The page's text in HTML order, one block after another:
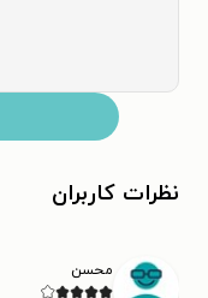
نظرات کاربران
محسن